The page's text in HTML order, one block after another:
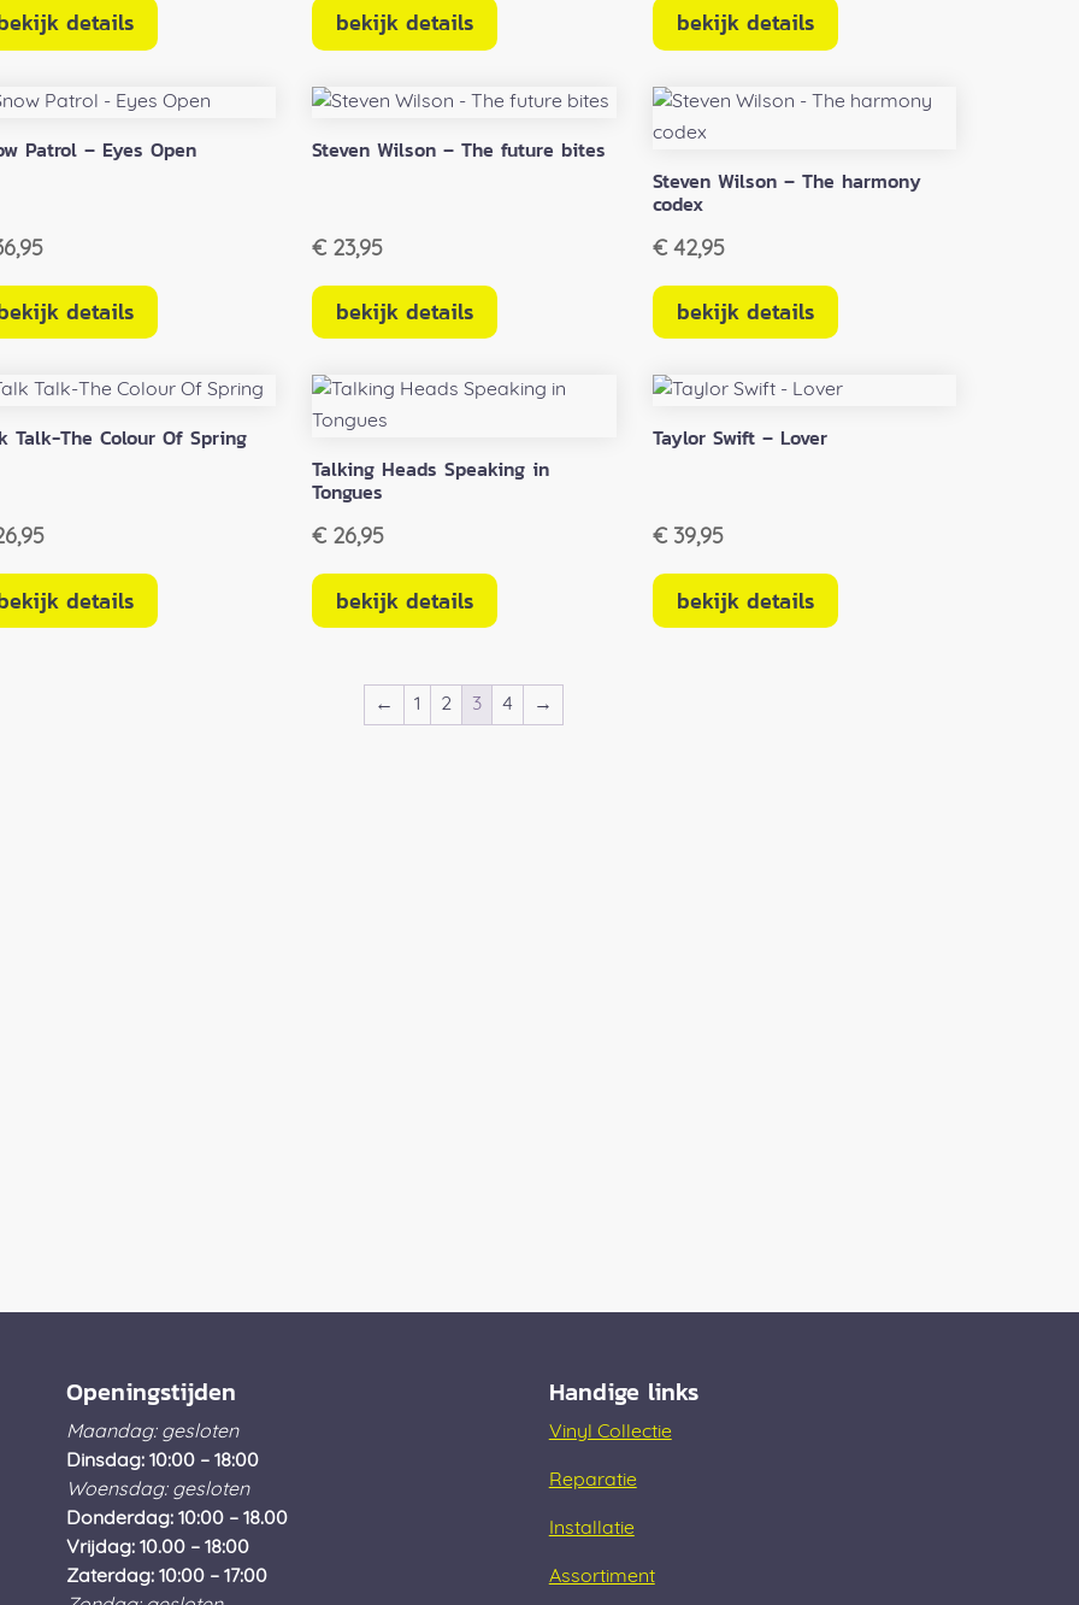
details bekijk details bekijk details
Patrol – Eyes Open
details
Steven Wilson – The future bites
€ 23,95
bekijk details
Steven Wilson – The harmony
codex
€42,95
bekijk details
Talk-The Colour Of Spring
details
Talking Heads Speaking in
Tongues
€ 26,95
bekijk details
Taylor Swift – Lover
€39,95
bekijk details
← 1 2 3 4 →
Openingstijden
Maandag: gesloten
Dinsdag: 10:00 – 18:00
Woensdag: gesloten
Donderdag: 10:00 – 18.00
Vrijdag: 10.00 – 18:00
Zaterdag: 10:00 – 17:00
Handige links
Vinyl Collectie
Reparatie
Installatie
Assortiment